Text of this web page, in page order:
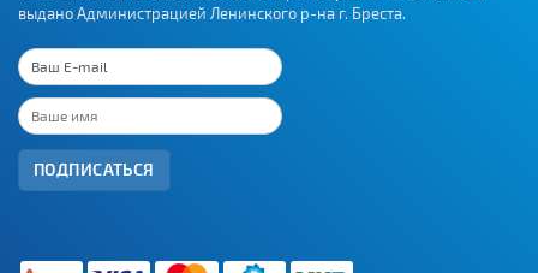
выдано Администрацией Ленинского р-на г. Бреста.
ПОДПИСАТЬСЯ